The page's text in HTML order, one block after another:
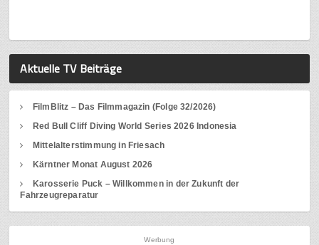
Aktuelle TV Beiträge
FilmBlitz – Das Filmmagazin (Folge 32/2026)
Red Bull Cliff Diving World Series 2026 Indonesia
Mittelalterstimmung in Friesach
Kärntner Monat August 2026
Karosserie Puck – Willkommen in der Zukunft der
Fahrzeugreparatur
Werbung